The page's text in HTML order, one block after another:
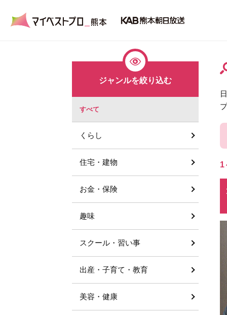
1
ジャンルを絞り込む
すべて
くらし
住宅・建物
お金・保険
趣味
スクール・習い事
出産・子育て・教育
美容・健康